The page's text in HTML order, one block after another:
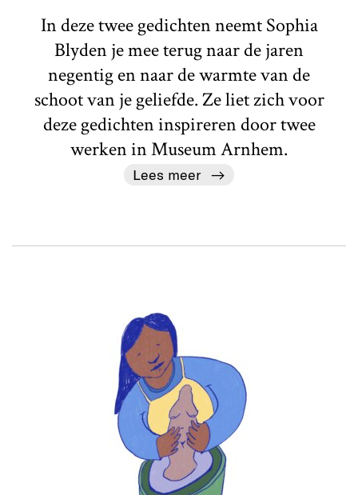
In deze twee gedichten neemt Sophia
Blyden je mee terug naar de jaren
negentig en naar de warmte van de
schoot van je geliefde. Ze liet zich voor
deze gedichten inspireren door twee
werken in Museum Arnhem.
Lees meer